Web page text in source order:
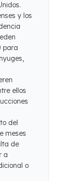
y los
para
ellos
del
meses
de
a
o